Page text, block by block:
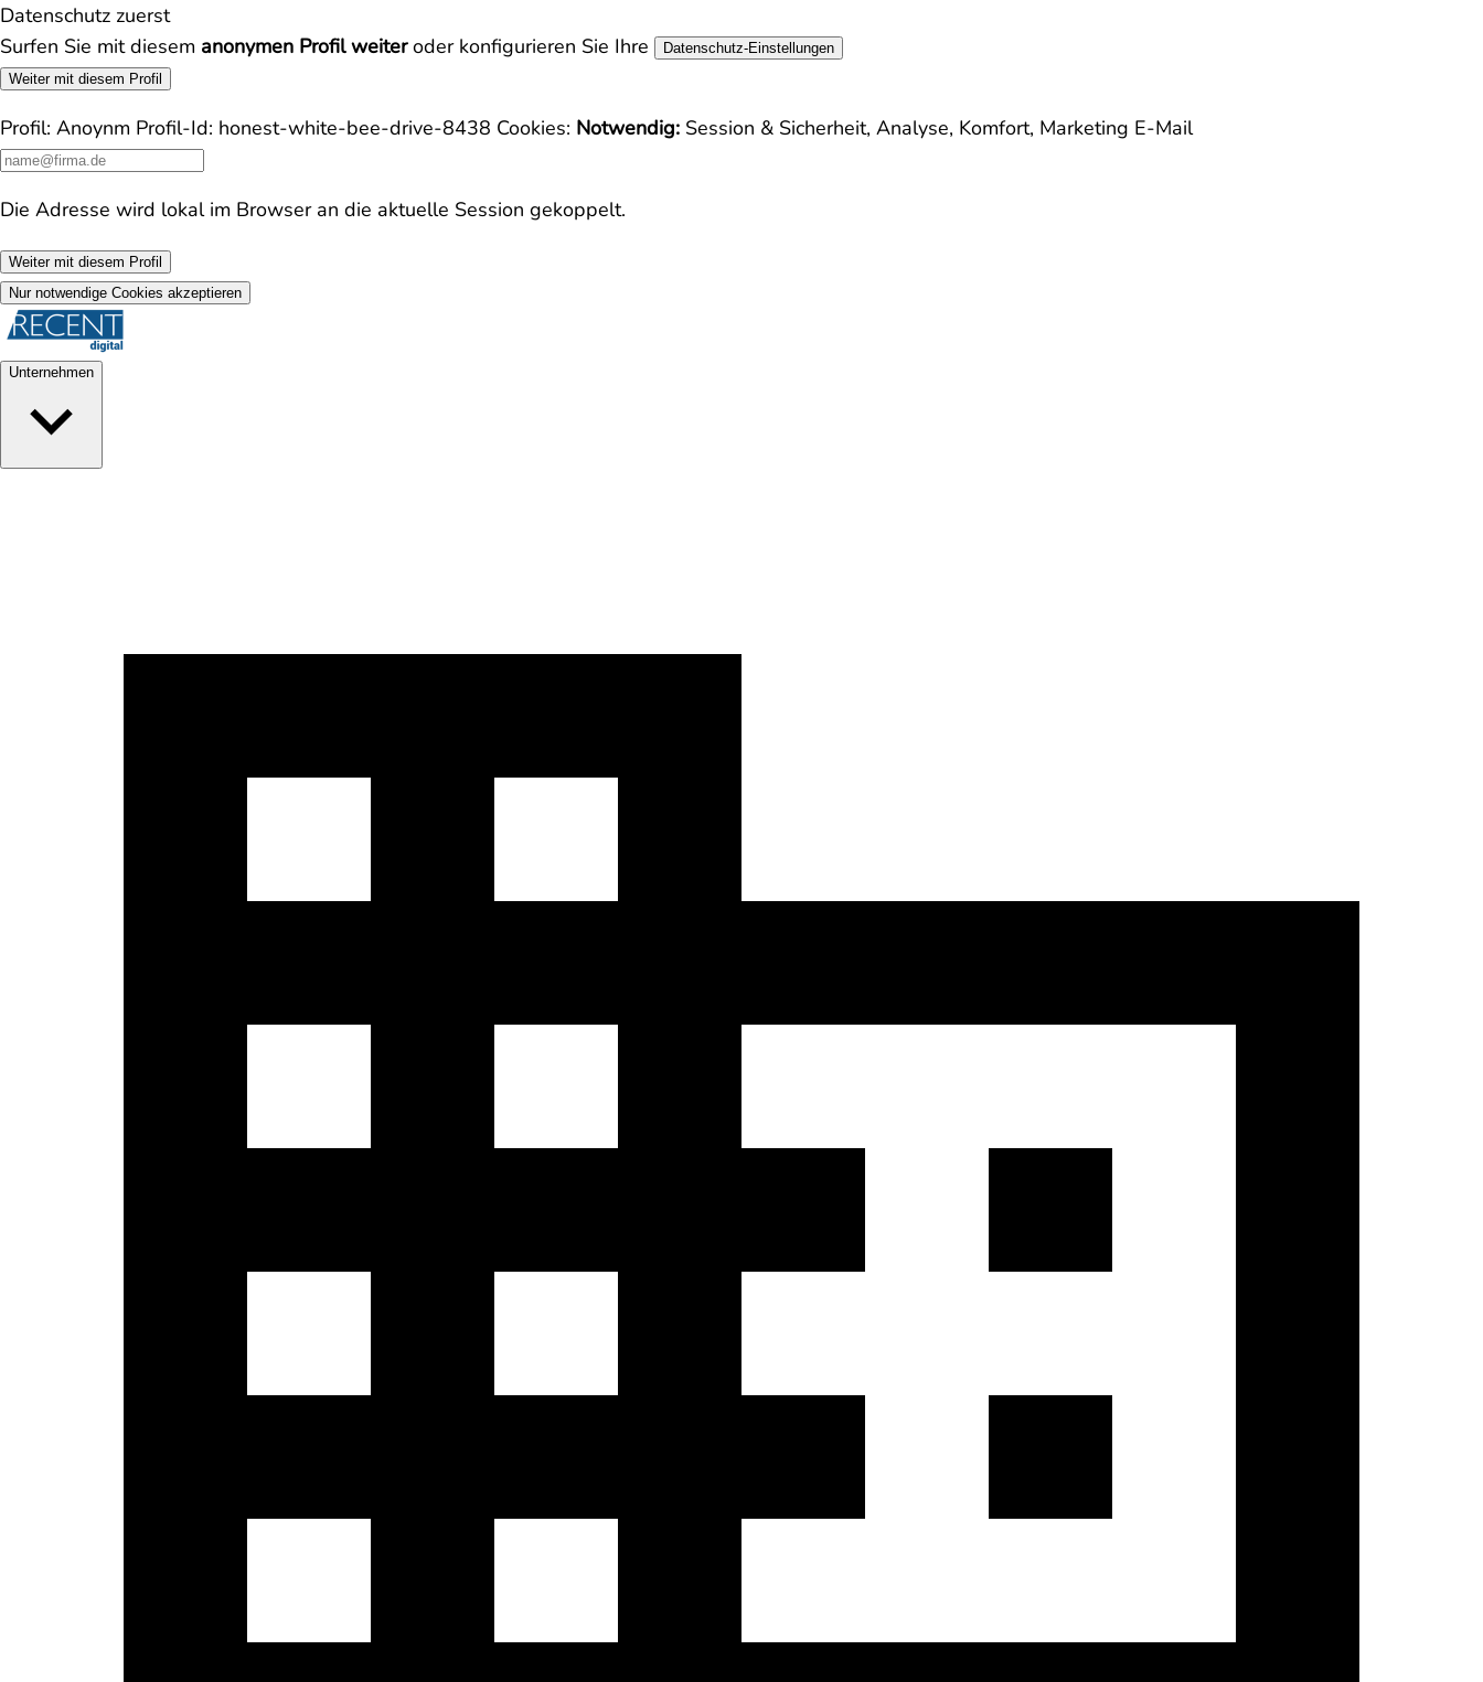
Datenschutz zuerst
Surfen Sie mit diesem anonymen Profil weiteroder konfigurieren Sie Ihre
Datenschutz-Einstellungen
Weiter mit diesem Profil
Profil: Anoynm Profil-Id: honest-white-bee-drive-8438 Cookies: Notwendig: Session & Sicherheit, Analyse, Komfort, Marketing E-Mail
Die Adresse wird lokal im Browser an die aktuelle Session gekoppelt.
Weiter mit diesem Profil
Nur notwendige Cookies akzeptieren
Unternehmen